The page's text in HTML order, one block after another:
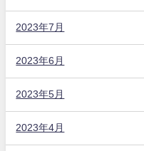
2023年7月
2023年6月
2023年5月
2023年4月